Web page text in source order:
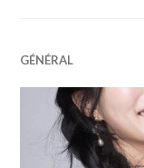
GÉNÉRAL